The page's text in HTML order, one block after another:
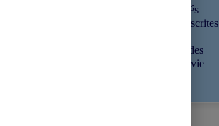
Utiliser les unités
lexicales circonscrites
maison » dans des
situations de la vie